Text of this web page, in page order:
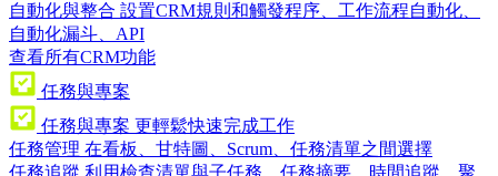
自動化與整合 設置CRM規則和觸發程序、工作流程自動化、
自動化漏斗、API
查看所有CRM功能
任務與專案
任務與專案 更輕鬆快速完成工作
任務管理 在看板、甘特圖、Scrum、任務清單之間選擇
任務追蹤 利用檢查清單與子任務、任務摘要、時間追蹤、聚